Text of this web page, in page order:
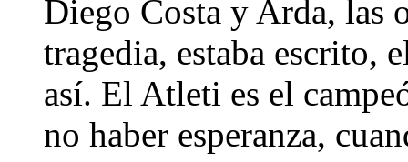
Diego Costa y Arda, las
tragedia, estaba escrito,
así. El Atleti es el
no haber esperanza,